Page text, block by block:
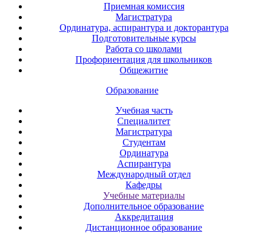
Приемная комиссия
Магистратура
Ординатура, аспирантура и докторантура
Подготовительные курсы
Работа со школами
Профориентация для школьников
Общежитие
Образование
Учебная часть
Специалитет
Магистратура
Студентам
Ординатура
Аспирантура
Международный отдел
Кафедры
Учебные материалы
Дополнительное образование
Аккредитация
Дистанционное образование